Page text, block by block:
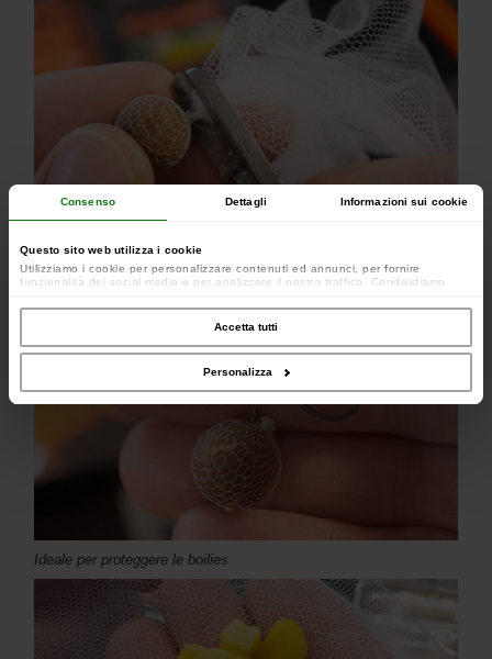
Consenso Dettagli Informazioni sui cookie
Questo sito web utilizza i cookie
Utilizziamo i cookie per personalizzare contenuti ed annunci, per fornire
funzionalità dei social media e per analizzare il nostro traffico. Condividiamo
occupano di analisi dei dati web, pubblicità e social media, i quali potrebbero
combinarle con altre informazioni che hai fornito loro o che hanno raccolto dal
Accetta tutti
Personalizza
Ideale per proteggere le boilies